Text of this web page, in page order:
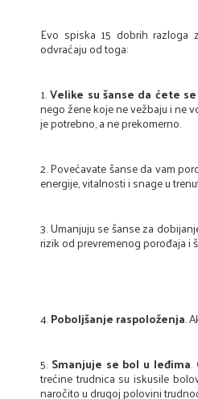
Evo spiska 15 dobrih razloga
odvraćaju od toga:
1.Velike su šanse da ćete
nego žene koje ne vežbaju i ne
je potrebno, a ne prekomerno.
2. Povećavate šanse da vam
energije, vitalnosti i snage u
3. Umanjuju se šanse za
rizik od prevremenog porođaja i
4.Poboljšanje raspoloženja.
5. Smanjuje se bol u leđima.
trećine trudnica su iskusile
naročito u drugoj polovini